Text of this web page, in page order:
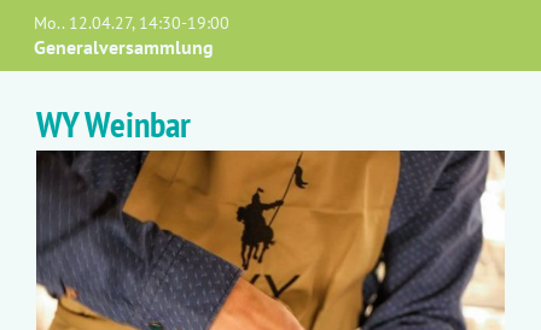
Mo.. 12.04.27, 14:30-19:00
Generalversammlung
WY Weinbar